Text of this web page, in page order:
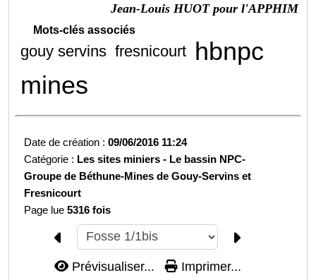
Jean-Louis HUOT pour l'APPHIM
Mots-clés associés
gouy servins fresnicourt hbnpc
mines
Date de création :09/06/2016 11:24
Catégorie : Les sites miniers - Le bassin NPC-
Groupe de Béthune-Mines de Gouy-Servins et
Fresnicourt
Page lue5316 fois
Prévisualiser... Imprimer...